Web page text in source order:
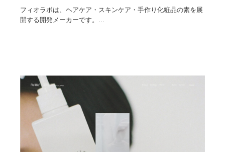
フィオラボは、ヘアケア・スキンケア・手作り化粧品の素を展
開する開発メーカーです。...